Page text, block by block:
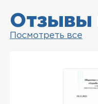
Отзывы
Посмотреть все